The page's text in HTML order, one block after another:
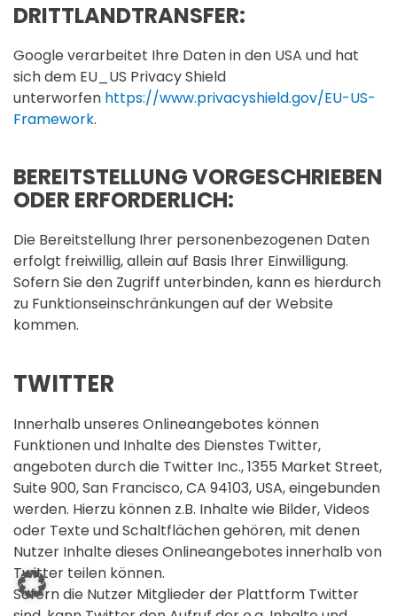
DRITTLANDTRANSFER:
Google verarbeitet Ihre Daten in den USA und hat
sich dem EU_US Privacy Shield
unterworfen https://www.privacyshield.gov/EU-US-
Framework.
BEREITSTELLUNG VORGESCHRIEBEN
ODER ERFORDERLICH:
Die Bereitstellung Ihrer personenbezogenen Daten
erfolgt freiwillig, allein auf Basis Ihrer Einwilligung.
Sofern Sie den Zugriff unterbinden, kann es hierdurch
zu Funktionseinschränkungen auf der Website
kommen.
TWITTER
Innerhalb unseres Onlineangebotes können
Funktionen und Inhalte des Dienstes Twitter,
angeboten durch die Twitter Inc., 1355 Market Street,
Suite 900, San Francisco, CA 94103, USA, eingebunden
werden. Hierzu können z.B. Inhalte wie Bilder, Videos
oder Texte und Schaltflächen gehören, mit denen
Nutzer Inhalte dieses Onlineangebotes innerhalb von
Twitter teilen können.
Sofern die Nutzer Mitglieder der Plattform Twitter